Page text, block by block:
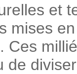
et
mises
Ces
de